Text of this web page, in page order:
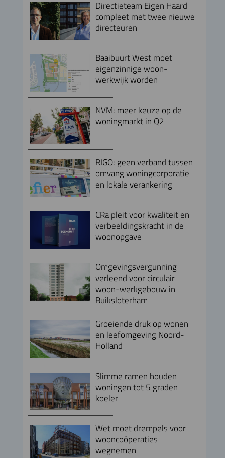
Directieteam Eigen Haard
compleet met twee nieuwe
directeuren
Baaibuurt West moet
eigenzinnige woon-
werkwijk worden
NVM: meer keuze op de
woningmarkt in Q2
RIGO: geen verband tussen
omvang woningcorporatie
en lokale verankering
CRa pleit voor kwaliteit en
verbeeldingskracht in de
woonopgave
Omgevingsvergunning
verleend voor circulair
woon-werkgebouw in
Buiksloterham
Groeiende druk op wonen
en leefomgeving Noord-
Holland
Slimme ramen houden
woningen tot 5 graden
koeler
Wet moet drempels voor
wooncoöperaties
wegnemen